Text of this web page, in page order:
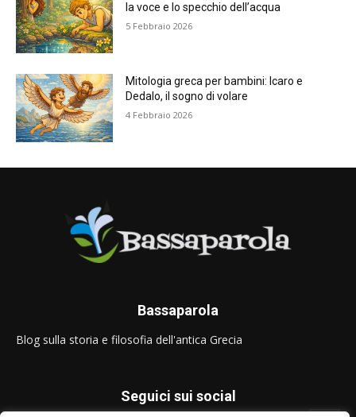
la voce e lo specchio dell’acqua
5 Febbraio 2026
Mitologia greca per bambini: Icaro e
Dedalo, il sogno di volare
4 Febbraio 2026
Bassaparola
Blog sulla storia e filosofia dell'antica Grecia
Seguici sui social